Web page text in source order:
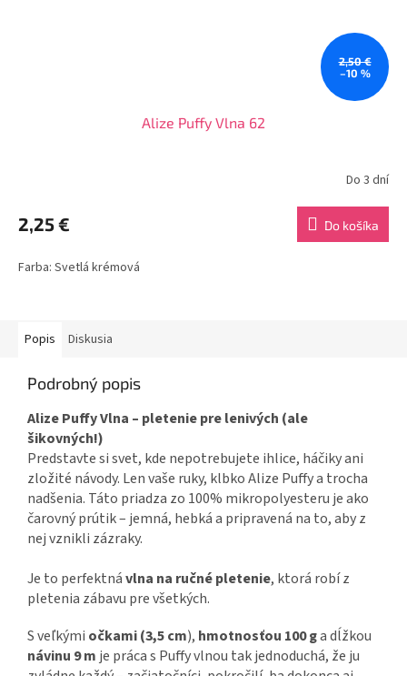
2,50 €
–10 %
Alize Puffy Vlna 62
Do 3 dní
2,25 € Do košíka
Farba: Svetlá krémová
Popis Diskusia
Podrobný popis
Alize Puffy Vlna – pletenie pre lenivých (ale
šikovných!)
Predstavte si svet, kde nepotrebujete ihlice, háčiky ani
zložité návody. Len vaše ruky, klbko Alize Puffy a trocha
nadšenia. Táto priadza zo 100% mikropolyesteru je ako
čarovný prútik – jemná, hebká a pripravená na to, aby z
nej vznikli zázraky.
Je to perfektnávlna na ručné pletenie, ktorá robí z
pletenia zábavu pre všetkých.
S veľkými očkami (3,5 cm), hmotnosťou 100 ga dĺžkou
návinu 9 m je práca s Puffy vlnou tak jednoduchá, že ju